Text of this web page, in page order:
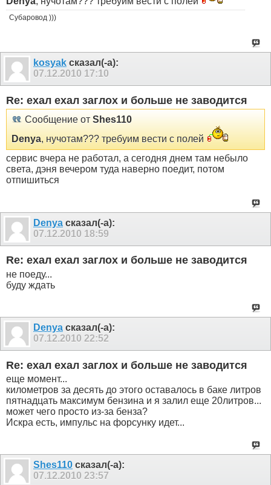
Субаровод )))
kosyak сказал(-а):
07.12.2010 17:10
Re: ехал ехал заглох и больше не заводится
Сообщение от Shes110
Denya, нучотам??? требуим вести с полей
сервис вчера не работал, а сегодня днем там небыло
света, дэня вечером туда наверно поедит, потом
отпишиться
Denya сказал(-а):
07.12.2010 18:59
Re: ехал ехал заглох и больше не заводится
не поеду...
буду ждать
Denya сказал(-а):
07.12.2010 22:52
Re: ехал ехал заглох и больше не заводится
еще момент...
километров за десять до этого оставалось в баке литров
пятнадцать максимум бензина и я залил еще 20литров...
может чего просто из-за бенза?
Искра есть, импульс на форсунку идет...
Shes110 сказал(-а):
07.12.2010 23:57